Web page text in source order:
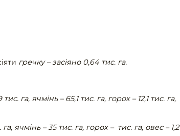
гречку – засіяно 0,64 тис. га.
га, ячмінь – 65,1 тис. га, горох – 12,1 тис. га,
ячмінь – 35 тис. га, горох – тис. га, овес – 1,2